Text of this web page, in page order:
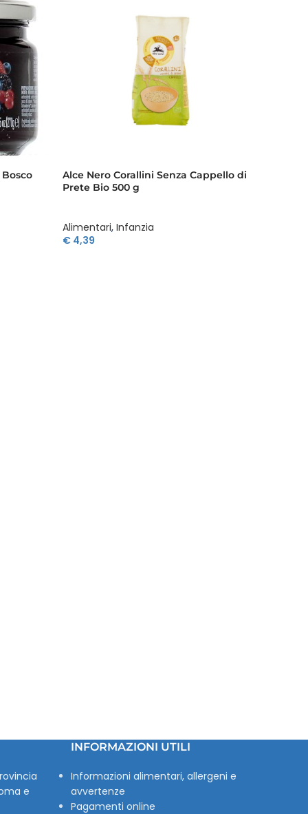
Alce Nero Corallini Senza Cappello di
Prete Bio 500 g
Alimentari, Infanzia
€4,39
e
INFORMAZIONI UTILI
Informazioni alimentari, allergeni e
avvertenze
Pagamenti online